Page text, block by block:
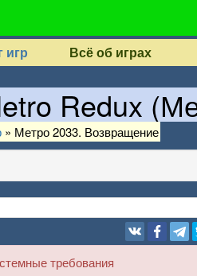
игр Всё об играх
Redux
» Метро 2033. Возвращение
требования